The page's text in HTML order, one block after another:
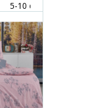
s
a
5-10 dnů